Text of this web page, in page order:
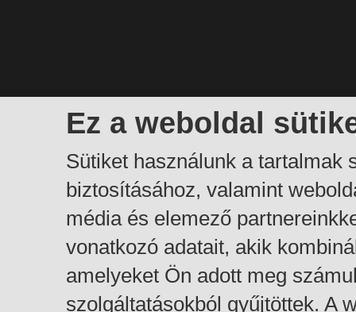
Ez a weboldal
Sütiket használunk a tartalmak
biztosításához, valamint
média és elemező
vonatkozó adatait, akik
amelyeket Ön adott meg
szolgáltatásokból gyűjtöttek. A